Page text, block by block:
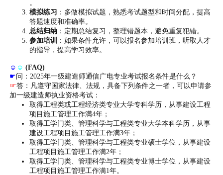
。
模拟练习 ：多做模拟试题，熟悉考试题型和时间分配，提高
答题速度和准确率。
总结归纳 ：定期总结复习，整理错题本，避免重复犯错。
参加培训
：如果条件允许，可以报名参加培训班，听取人才
的指导，提高学习效率。
☺ ☺ (FAQ)
☛问：2025年一级建造师通信广电专业考试报名条件是什么？
☞答：凡遵守国家法律、法规，具备下列条件之一者，可以申请参
加一级建造师执业资格考试：
取得工程类或工程经济类专业大学专科学历，从事建设工程
项目施工管理工作满4年；
取得工学门类、管理科学与工程类专业大学本科学历，从事
建设工程项目施工管理工作满3年；
取得工学门类、管理科学与工程类专业硕士学位，从事建设
工程项目施工管理工作满2年；
取得工学门类、管理科学与工程类专业博士学位，从事建设
工程项目施工管理工作满1年。